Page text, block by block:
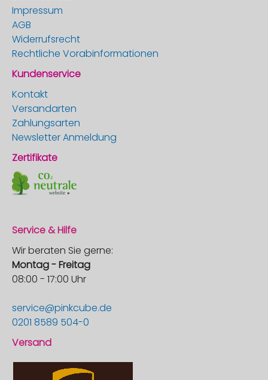
Impressum
AGB
Widerrufsrecht
Rechtliche Vorabinformationen
Kundenservice
Kontakt
Versandarten
Zahlungsarten
Newsletter Anmeldung
Zertifikate
Service & Hilfe
Wir beraten Sie gerne:
Montag - Freitag
08:00 - 17:00 Uhr
service@pinkcube.de
0201 8589 504-0
Versand